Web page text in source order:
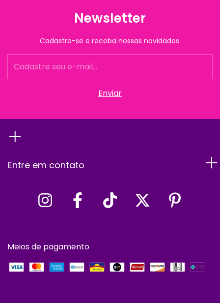
Newsletter
Cadastre-se e receba nossas novidades.
Entre em contato
Meios de pagamento